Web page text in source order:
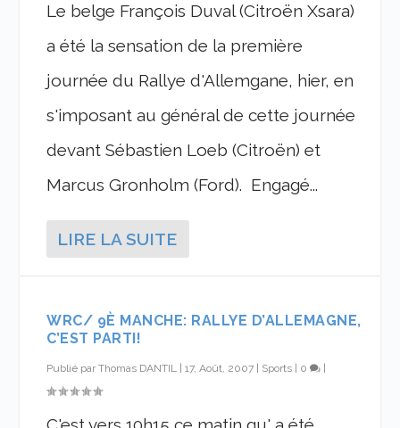
Le belge François Duval (Citroën Xsara)
a été la sensation de la première
journée du Rallye d'Allemgane, hier, en
s'imposant au général de cette journée
devant Sébastien Loeb (Citroën) et
Marcus Gronholm (Ford). Engagé...
LIRE LA SUITE
WRC/ 9È MANCHE: RALLYE D’ALLEMAGNE,
C’EST PARTI!
Publié parThomas DANTIL |17, Août, 2007 Sports 0